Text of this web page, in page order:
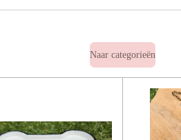
Naar categorieën